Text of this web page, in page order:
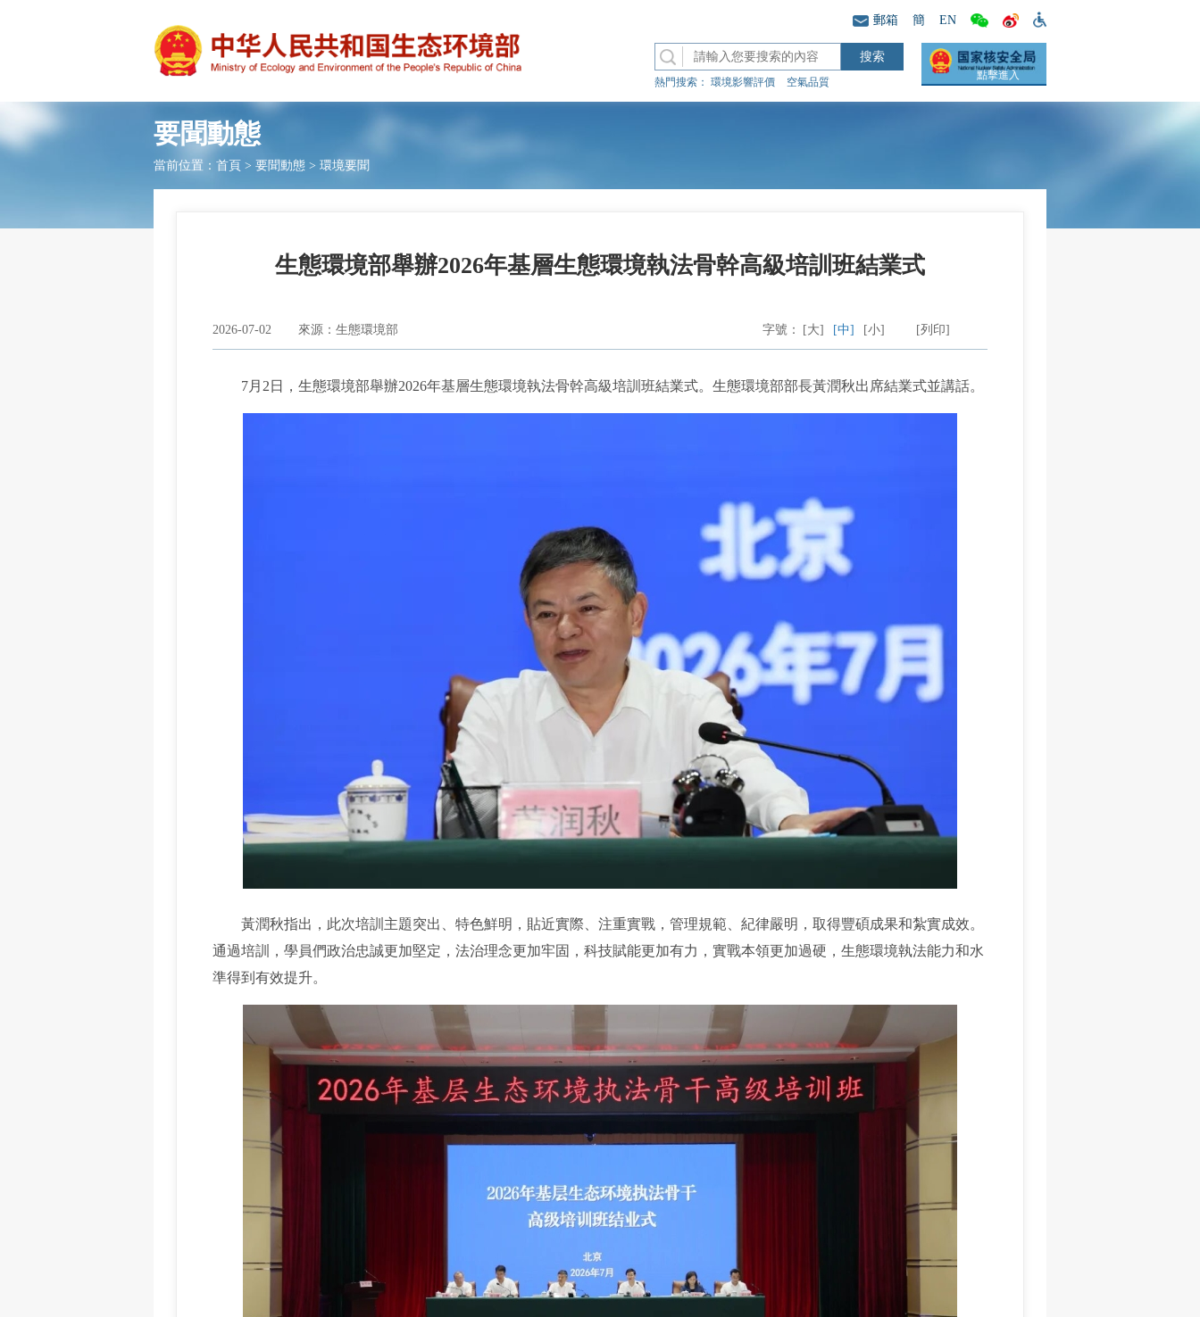
郵箱 簡 EN
熱門搜索： 環境影響評價 空氣品質
點擊進入
要聞動態
當前位置： 首頁 > 要聞動態 > 環境要聞
生態環境部舉辦2026年基層生態環境執法骨幹高級培訓班結業式
2026-07-02 來源：生態環境部 [列印]
字號： [大] [中] [小]
7月2日，生態環境部舉辦2026年基層生態環境執法骨幹高級培訓班結業式。生態環境部部長黃潤秋出席結業式並講話。
黃潤秋指出，此次培訓主題突出、特色鮮明，貼近實際、注重實戰，管理規範、紀律嚴明，取得豐碩成果和紮實成效。
通過培訓，學員們政治忠誠更加堅定，法治理念更加牢固，科技賦能更加有力，實戰本領更加過硬，生態環境執法能力和水
準得到有效提升。